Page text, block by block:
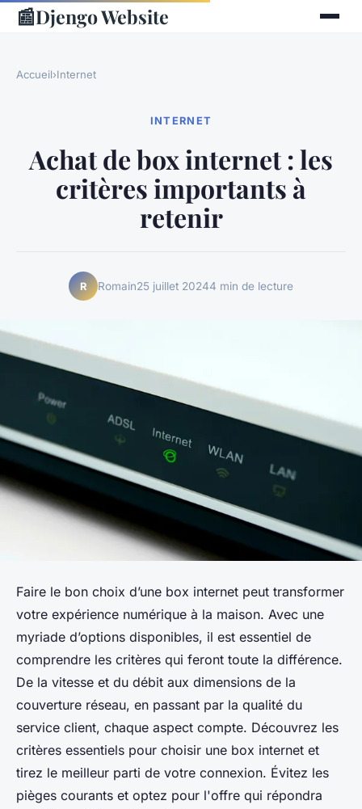
📰Djengo Website
Accueil›Internet
INTERNET
Achat de box internet : les
critères importants à
retenir
R Romain25 juillet 20244 min de lecture
Faire le bon choix d’une box internet peut transformer
votre expérience numérique à la maison. Avec une
myriade d’options disponibles, il est essentiel de
comprendre les critères qui feront toute la différence.
De la vitesse et du débit aux dimensions de la
couverture réseau, en passant par la qualité du
service client, chaque aspect compte. Découvrez les
critères essentiels pour choisir une box internet et
tirez le meilleur parti de votre connexion. Évitez les
pièges courants et optez pour l'offre qui répondra